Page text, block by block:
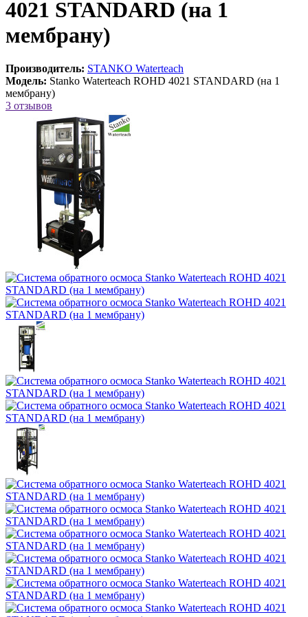
4021 STANDARD (на 1
мембрану)
Производитель: STANKO Waterteach
Модель: Stanko Waterteach ROHD 4021 STANDARD (на 1
мембрану)
3 отзывов